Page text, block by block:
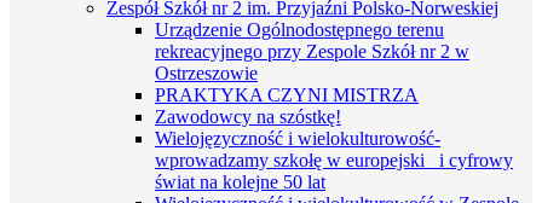
Zespół Szkół nr 2 im. Przyjaźni Polsko-Norweskiej
Urządzenie Ogólnodostępnego terenu
rekreacyjnego przy Zespole Szkół nr 2 w
Ostrzeszowie
PRAKTYKA CZYNI MISTRZA
Zawodowcy na szóstkę!
Wielojęzyczność i wielokulturowość-
wprowadzamy szkołę w europejski i cyfrowy
świat na kolejne 50 lat